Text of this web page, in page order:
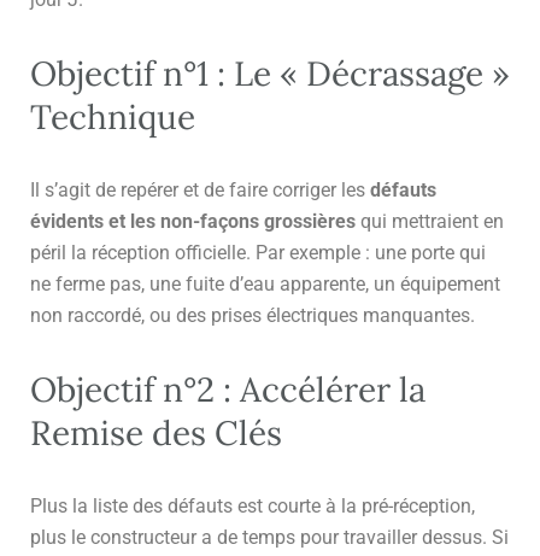
Objectif n°1 : Le « Décrassage »
Technique
Il s’agit de repérer et de faire corriger les défauts
évidents et les non-façons grossières qui mettraient en
péril la réception officielle. Par exemple : une porte qui
ne ferme pas, une fuite d’eau apparente, un équipement
non raccordé, ou des prises électriques manquantes.
Objectif n°2 : Accélérer la
Remise des Clés
Plus la liste des défauts est courte à la pré-réception,
plus le constructeur a de temps pour travailler dessus. Si